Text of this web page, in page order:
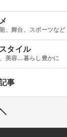
、舞台、スポーツなど
タイル
美容…暮らし豊かに
事